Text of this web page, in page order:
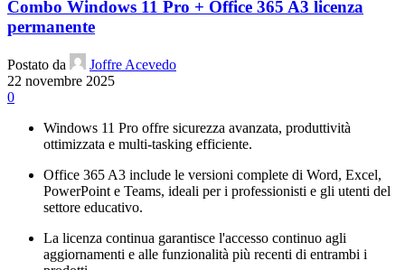
Combo Windows 11 Pro + Office 365 A3 licenza
permanente
Postato da
Joffre Acevedo
22 novembre 2025
0
Windows 11 Pro offre sicurezza avanzata, produttività
ottimizzata e multi-tasking efficiente.
Office 365 A3 include le versioni complete di Word, Excel,
PowerPoint e Teams, ideali per i professionisti e gli utenti del
settore educativo.
La licenza continua garantisce l'accesso continuo agli
aggiornamenti e alle funzionalità più recenti di entrambi i